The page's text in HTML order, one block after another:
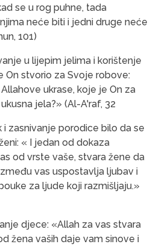
se u rog puhne, tada
neće biti i jedni druge neće
101)
u lijepim jelima i korištenje
On stvorio za Svoje robove:
ukrase, koje je On za
jela?» (Al-A'raf, 32
zasnivanje porodice bilo da se
« I jedan od dokaza
od vrste vaše, stvara žene da
vas uspostavlja ljubav i
za ljude koji razmišljaju.»
djece: «Allah za vas stvara
žena vaših daje vam sinove i